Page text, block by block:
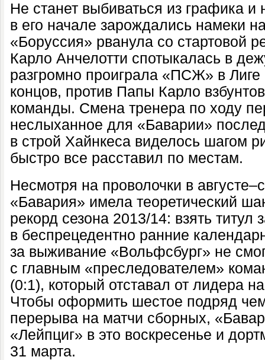
Не станет выбиваться из графика
в его начале зарождались намеки
«Боруссия» рванула со стартовой
Карло Анчелотти спотыкалась в
разгромно проиграла «ПСЖ» в
концов, против Папы Карло
команды. Смена тренера по ходу
неслыханное для «Баварии»
в строй Хайнкеса виделось шагом
быстро все расставил по местам.
Несмотря на проволочки в
«Бавария» имела теоретический
рекорд сезона 2013/14: взять
в беспрецедентно ранние
за выживание «Вольфсбург» не
с главным «преследователем»
(0:1), который отставал от лидера
Чтобы оформить шестое подряд
перерыва на матчи сборных,
«Лейпциг» в это воскресенье и
31 марта.